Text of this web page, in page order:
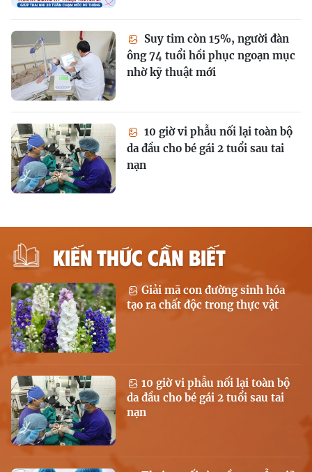
Suy tim còn 15%, người đàn
ông 74 tuổi hồi phục ngoạn mục
nhờ kỹ thuật mới
10 giờ vi phẫu nối lại toàn bộ
da đầu cho bé gái 2 tuổi sau tai
nạn
KIẾN THỨC CẦN BIẾT
Giải mã con đường sinh hóa
tạo ra chất độc trong thực vật
10 giờ vi phẫu nối lại toàn bộ
da đầu cho bé gái 2 tuổi sau tai
nạn